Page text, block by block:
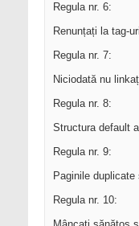
Regula nr. 6:
Renunțați la tag-
Regula nr. 7:
Niciodată nu
Regula nr. 8:
Structura default
Regula nr. 9:
Paginile
Regula nr. 10: